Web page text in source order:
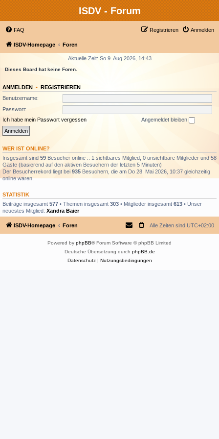
ISDV - Forum
FAQ Anmelden
Registrieren
ISDV-Homepage Foren
Aktuelle Zeit: So 9. Aug 2026, 14:43
Dieses Board hat keine Foren.
ANMELDEN • REGISTRIEREN
Benutzername:
Passwort:
Ich habe mein Passwort vergessen
Angemeldet bleiben
WER IST ONLINE?
Insgesamt sind 59 Besucher online :: 1 sichtbares Mitglied, 0 unsichtbare Mitglieder und 58
Gäste (basierend auf den aktiven Besuchern der letzten 5 Minuten)
Der Besucherrekord liegt bei 935 Besuchern, die am Do 28. Mai 2026, 10:37 gleichzeitig
online waren.
STATISTIK
Beiträge insgesamt 577 • Themen insgesamt 303 • Mitglieder insgesamt 613 • Unser
neuestes Mitglied: Xandra Baier
ISDV-Homepage Foren Alle Zeiten sind UTC+02:00
Powered by phpBB® Forum Software © phpBB Limited
Deutsche Übersetzung durch phpBB.de
Datenschutz| Nutzungsbedingungen